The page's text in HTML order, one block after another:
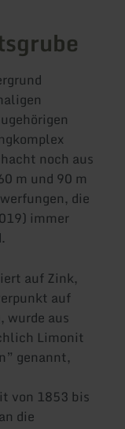
noch aus
m und 90 m
die
immer
auf Zink,
auf
wurde aus
Limonit
genannt,
von 1853 bis
die